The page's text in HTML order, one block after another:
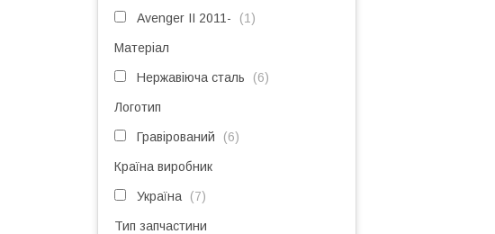
Avenger II 2011- 1
Матеріал
Нержавіюча сталь 6
Логотип
Гравірований 6
Країна виробник
Україна 7
Тип запчастини